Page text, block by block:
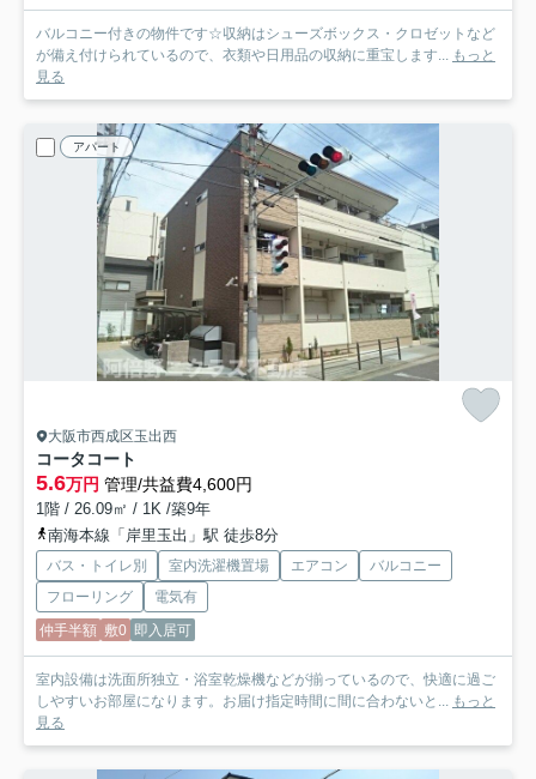
バルコニー付きの物件です☆収納はシューズボックス・クロゼットなど
が備え付けられているので、衣類や日用品の収納に重宝します... もっと
見る
アパート
大阪市西成区玉出西
コータコート
5.6万円 管理/共益費4,600円
1階 / 26.09㎡ / 1K /築9年
南海本線「岸里玉出」駅 徒歩8分
バス・トイレ別 室内洗濯機置場 エアコン
バルコニー
フローリング
電気有
仲手半額 敷0 即入居可
室内設備は洗面所独立・浴室乾燥機などが揃っているので、快適に過ご
しやすいお部屋になります。お届け指定時間に間に合わないと... もっと
見る